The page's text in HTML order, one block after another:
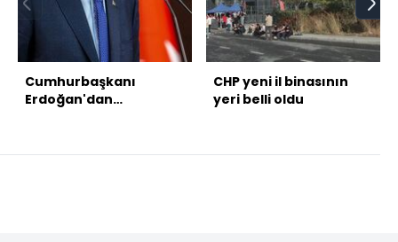
Cumhurbaşkanı
Erdoğan'dan
CHP yeni il binasının
yeri belli oldu